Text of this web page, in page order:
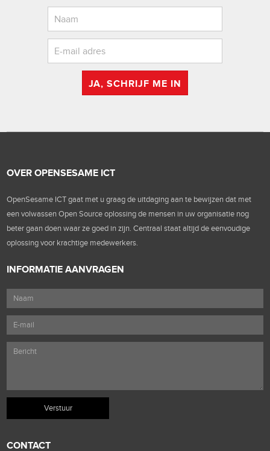
JA, SCHRIJF ME IN
OVER OPENSESAME ICT
OpenSesame ICT gaat met u graag de uitdaging aan te bewijzen dat met
een volwassen Open Source oplossing de mensen in uw organisatie nog
beter gaan doen waar ze goed in zijn. Centraal staat altijd de eenvoudige
oplossing voor krachtige medewerkers.
INFORMATIE AANVRAGEN
CONTACT